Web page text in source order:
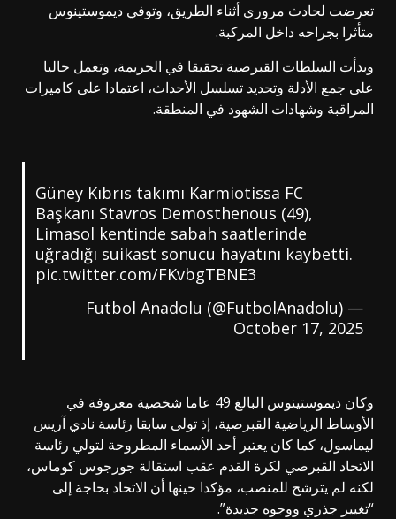
تعرضت لحادث مروري أثناء الطريق، وتوفي ديموستينوس
متأثرا بجراحه داخل المركبة.
وبدأت السلطات القبرصية تحقيقا في الجريمة، وتعمل حاليا
على جمع الأدلة وتحديد تسلسل الأحداث، اعتمادا على كاميرات
المراقبة وشهادات الشهود في المنطقة.
Güney Kıbrıs takımı Karmiotissa FC
Başkanı Stavros Demosthenous (49),
Limasol kentinde sabah saatlerinde
uğradığı suikast sonucu hayatını kaybetti.
pic.twitter.com/FKvbgTBNE3
— Futbol Anadolu (@FutbolAnadolu)
October 17, 2025
وكان ديموستينوس البالغ 49 عاما شخصية معروفة في
الأوساط الرياضية القبرصية، إذ تولى سابقا رئاسة نادي آريس
ليماسول، كما كان يعتبر أحد الأسماء المطروحة لتولي رئاسة
الاتحاد القبرصي لكرة القدم عقب استقالة جورجوس كوماس،
لكنه لم يترشح للمنصب، مؤكدا حينها أن الاتحاد بحاجة إلى
“تغيير جذري ووجوه جديدة”.